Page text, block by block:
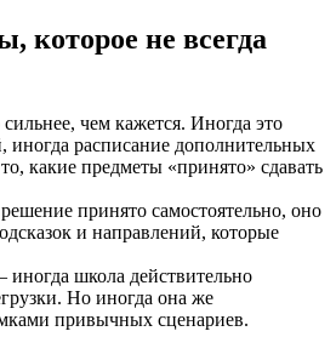
которое не всегда
чем кажется. Иногда это
иногда расписание дополнительных
какие предметы «принято» сдавать
принято самостоятельно, оно
и направлений, которые
школа действительно
Но иногда она же
привычных сценариев.